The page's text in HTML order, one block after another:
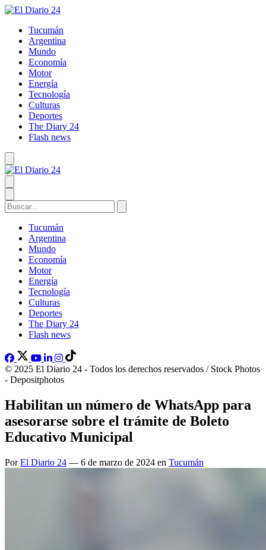
Tucumán
Argentina
Mundo
Economía
Motor
Energía
Tecnología
Culturas
Deportes
The Diary 24
Flash news
Tucumán
Argentina
Mundo
Economía
Motor
Energía
Tecnología
Culturas
Deportes
The Diary 24
Flash news
© 2025 El Diario 24 - Todos los derechos reservados / Stock Photos
- Depositphotos
Habilitan un número de WhatsApp para
asesorarse sobre el trámite de Boleto
Educativo Municipal
PorEl Diario 24 — 6 de marzo de 2024 en Tucumán